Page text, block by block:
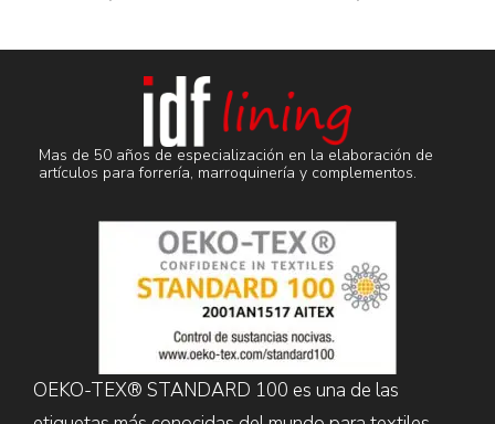
Mas de 50 años de especialización en la elaboración de
artículos para forrería, marroquinería y complementos.
OEKO-TEX® STANDARD 100 es una de las